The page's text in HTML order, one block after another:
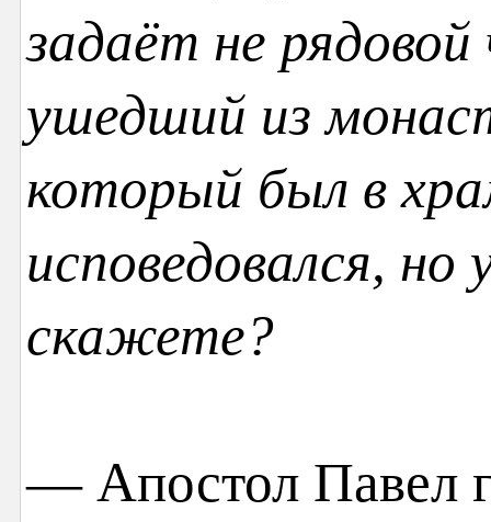
задаёт не рядовой
ушедший из
который был в
исповедовался,
скажете?
— Апостол Павел